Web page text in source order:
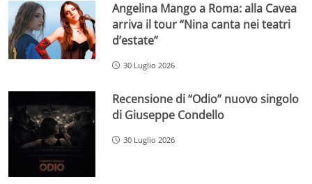
Angelina Mango a Roma: alla Cavea
arriva il tour “Nina canta nei teatri
d’estate”
30 Luglio 2026
Recensione di “Odio” nuovo singolo
di Giuseppe Condello
30 Luglio 2026